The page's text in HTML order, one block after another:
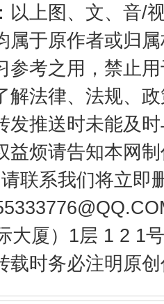
以上图、文、音/
属于原作者或归
参考之用，禁止
解法律、法规、
发推送时未能及
益烦请告知本网
联系我们将立即
大厦）1层 1 2 1
载时务必注明原
超标问题” 法